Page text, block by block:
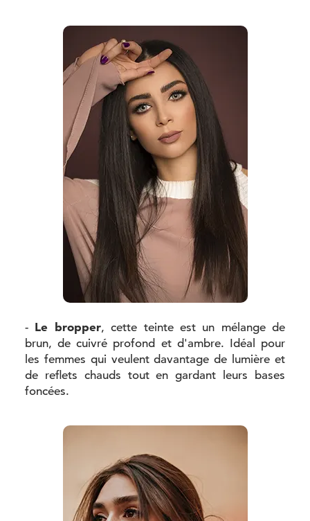
- Le bropper, cette teinte est un mélange de
brun, de cuivré profond et d'ambre. Idéal pour
les femmes qui veulent davantage de lumière et
de reflets chauds tout en gardant leurs bases
foncées.